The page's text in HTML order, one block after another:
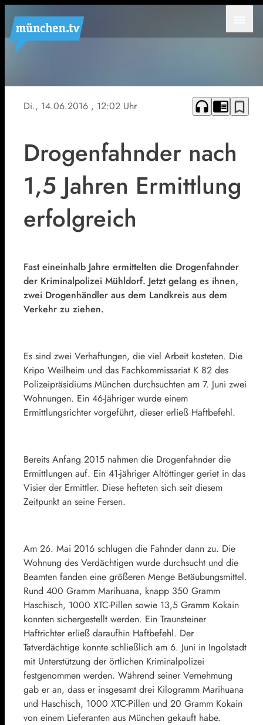
Symbolfoto.
Di., 14.06.2016 , 12:02 Uhr headphones chrome_reader_mode bookmark_border
Drogenfahnder nach
1,5 Jahren Ermittlung
erfolgreich
Fast eineinhalb Jahre ermittelten die Drogenfahnder
der Kriminalpolizei Mühldorf. Jetzt gelang es ihnen,
zwei Drogenhändler aus dem Landkreis aus dem
Verkehr zu ziehen.
Es sind zwei Verhaftungen, die viel Arbeit kosteten. Die
Kripo Weilheim und das Fachkommissariat K 82 des
Polizeipräsidiums München durchsuchten am 7. Juni zwei
Wohnungen. Ein 46-Jähriger wurde einem
Ermittlungsrichter vorgeführt, dieser erließ Haftbefehl.
Bereits Anfang 2015 nahmen die Drogenfahnder die
Ermittlungen auf. Ein 41-jähriger Altöttinger geriet in das
Visier der Ermittler. Diese hefteten sich seit diesem
Zeitpunkt an seine Fersen.
Am 26. Mai 2016 schlugen die Fahnder dann zu. Die
Wohnung des Verdächtigen wurde durchsucht und die
Beamten fanden eine größeren Menge Betäubungsmittel.
Rund 400 Gramm Marihuana, knapp 350 Gramm
Haschisch, 1000 XTC-Pillen sowie 13,5 Gramm Kokain
konnten sichergestellt werden. Ein Traunsteiner
Haftrichter erließ daraufhin Haftbefehl. Der
Tatverdächtige konnte schließlich am 6. Juni in Ingolstadt
mit Unterstützung der örtlichen Kriminalpolizei
festgenommen werden. Während seiner Vernehmung
gab er an, dass er insgesamt drei Kilogramm Marihuana
und Haschisch, 1000 XTC-Pillen und 20 Gramm Kokain
von einem Lieferanten aus München gekauft habe.